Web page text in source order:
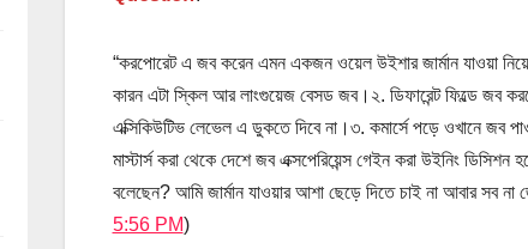
“করপোরেট এ জব করেন এমন একজন ওয়েল উইশার জার্মান যাওয়া নিয়ে
কারন এটা স্কিল আর লাংগুয়েজ বেসড জব।২. ডিফারেন্ট ফিল্ডে জব
এক্সিকিউটিভ লেভেল এ ডুকতে দিবে না।৩. কমার্সে পড়ে ওখানে জব
মাস্টার্স করা থেকে দেশে জব এক্সপেরিয়েন্স গেইন করা উইনিং
বলেছেন? আমি জার্মান যাওয়ার আশা ছেড়ে দিতে চাই না আবার সব
5:56 PM)